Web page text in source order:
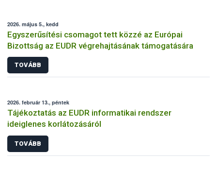
2026. május 5., kedd
Egyszerűsítési csomagot tett közzé az Európai
Bizottság az EUDR végrehajtásának támogatására
TOVÁBB
2026. február 13., péntek
Tájékoztatás az EUDR informatikai rendszer
ideiglenes korlátozásáról
TOVÁBB